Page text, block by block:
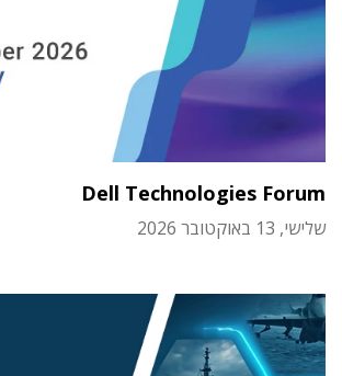
Dell Technologies Forum
שלישי, 13 באוקטובר 2026